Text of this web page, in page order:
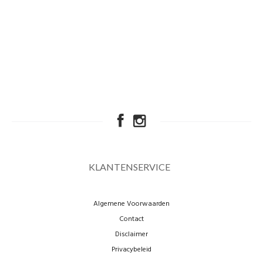
KLANTENSERVICE
Algemene Voorwaarden
Contact
Disclaimer
Privacybeleid